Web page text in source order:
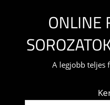
content
ONLINE
A legjobb teljes